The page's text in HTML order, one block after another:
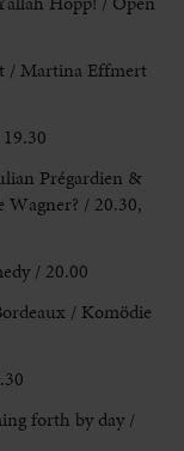
/ Martina Effmert
Prégardien &
Wagner? / 20.30,
/ 20.00
/ Komödie
forth by day /